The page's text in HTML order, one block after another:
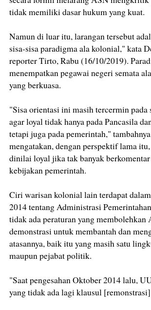
tidak memiliki dasar hukum yang kuat.
Namun di luar itu, larangan tersebut
sisa-sisa paradigma ala kolonial," kata
reporter Tirto, Rabu (16/10/2019).
menempatkan pegawai negeri semata
yang berkuasa.
"Sisa orientasi ini masih tercermin pada
agar loyal tidak hanya pada Pancasila
tetapi juga pada pemerintah,"
mengatakan, dengan perspektif lama
dinilai loyal jika tak banyak berkomentar
kebijakan pemerintah.
Ciri warisan kolonial lain terdapat
2014 tentang Administrasi
tidak ada peraturan yang membolehkan
demonstrasi untuk membantah dan
atasannya, baik itu yang masih satu
maupun pejabat politik.
"Saat pengesahan Oktober 2014 lalu,
yang tidak ada lagi klausul